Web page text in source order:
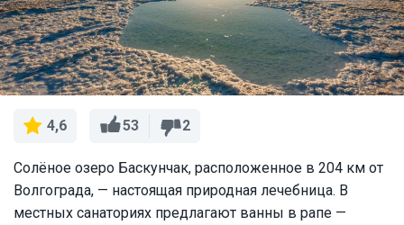
4,6 53 2
Солёное озеро Баскунчак, расположенное в 204 км от
Волгограда, — настоящая природная лечебница. В
местных санаториях предлагают ванны в рапе —